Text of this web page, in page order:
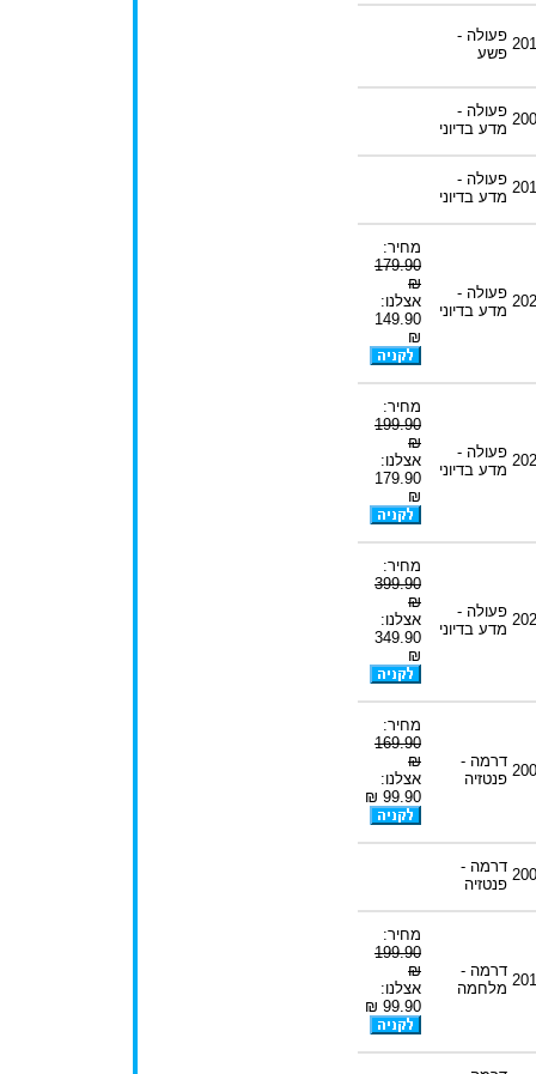
פעולה -
פשע
פעולה -
מדע בדיוני
פעולה -
מדע בדיוני
פעולה -
מדע בדיוני
מחיר:
179.90
₪
אצלנו:
149.90
₪
פעולה -
מדע בדיוני
מחיר:
199.90
₪
אצלנו:
179.90
₪
פעולה -
מדע בדיוני
מחיר:
399.90
₪
אצלנו:
349.90
₪
דרמה -
פנטזיה
מחיר:
169.90
₪
אצלנו:
99.90 ₪
דרמה -
פנטזיה
דרמה -
מלחמה
מחיר:
199.90
₪
אצלנו:
99.90 ₪